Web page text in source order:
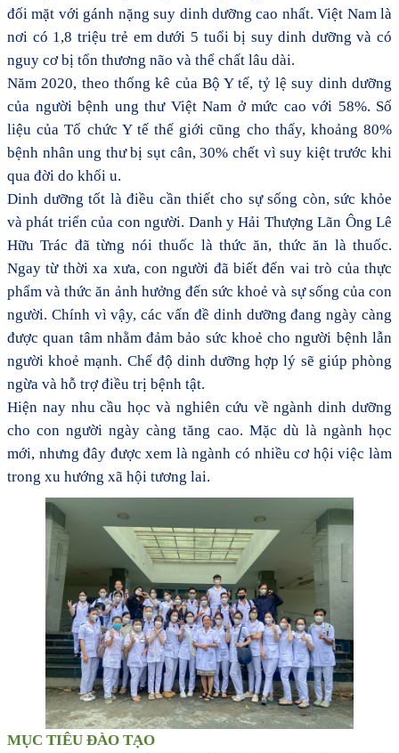
đối mặt với gánh nặng suy dinh dưỡng cao nhất. Việt Nam là
nơi có 1,8 triệu trẻ em dưới 5 tuổi bị suy dinh dưỡng và có
nguy cơ bị tổn thương não và thể chất lâu dài.
Năm 2020, theo thống kê của Bộ Y tế, tỷ lệ suy dinh dưỡng
của người bệnh ung thư Việt Nam ở mức cao với 58%. Số
liệu của Tổ chức Y tế thế giới cũng cho thấy, khoảng 80%
bệnh nhân ung thư bị sụt cân, 30% chết vì suy kiệt trước khi
qua đời do khối u.
Dinh dưỡng tốt là điều cần thiết cho sự sống còn, sức khỏe
và phát triển của conngười. Danh y Hải Thượng Lãn Ông Lê
Hữu Trác đã từng nói thuốc là thức ăn, thức ăn là thuốc.
Ngay từ thời xa xưa, con người đã biết đến vai trò của thực
phẩm và thức ăn ảnh hưởng đến sức khoẻ và sự sống của con
người. Chính vì vậy, các vấn đề dinh dưỡng đang ngày càng
được quan tâm nhằm đảm bảo sức khoẻ cho người bệnh lẫn
người khoẻ mạnh. Chế độ dinh dưỡng hợp lý sẽ giúp phòng
ngừa và hỗ trợ điều trị bệnh tật.
Hiện nay nhu cầu học và nghiên cứu về ngành dinh dưỡng
cho con ngườingày càng tăng cao. Mặc dù là ngành học
mới, nhưng đây được xem là ngành có nhiều cơ hội việc làm
trong xu hướng xã hội tương lai.
MỤC TIÊU ĐÀO TẠO